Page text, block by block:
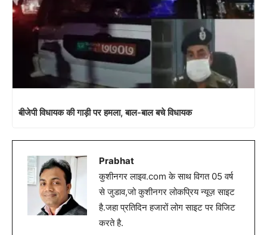
बीजेपी विधायक की गाड़ी पर हमला, बाल-बाल बचे विधायक
Prabhat
कुशीनगर लाइव.com के साथ विगत 05 वर्ष
से जुडाव,जो कुशीनगर लोकप्रिय न्यूज़ साइट
है.जहा प्रतिदिन हजारों लोग साइट पर विजिट
करते है.